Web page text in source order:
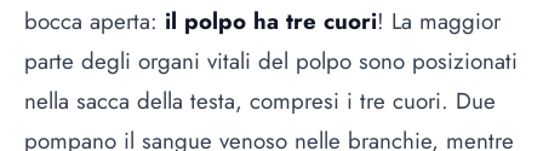
bocca aperta: il polpo ha tre cuori! La maggior
parte degli organi vitali del polpo sono posizionati
nella sacca della testa, compresi i tre cuori. Due
pompano il sangue venoso nelle branchie, mentre